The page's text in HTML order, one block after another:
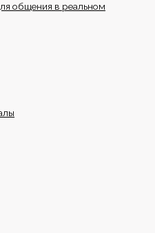
общения в реальном